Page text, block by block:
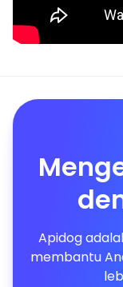
Apidog
membantu